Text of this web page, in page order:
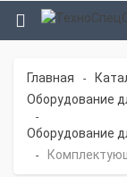
Главная -
Оборудование
-
Оборудование
-